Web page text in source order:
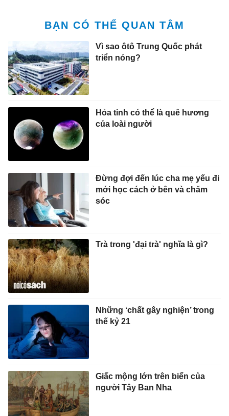
BẠN CÓ THỂ QUAN TÂM
Vì sao ôtô Trung Quốc phát
triển nóng?
Hỏa tinh có thể là quê hương
của loài người
Đừng đợi đến lúc cha mẹ yếu đi
mới học cách ở bên và chăm
sóc
Trà trong 'đại trà' nghĩa là gì?
Những ‘chất gây nghiện’ trong
thế kỷ 21
Giấc mộng lớn trên biển của
người Tây Ban Nha